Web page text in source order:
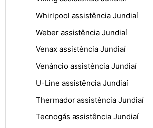
Whirlpool assistência Jundiaí
Weber assistência Jundiaí
Venax assistência Jundiaí
Venâncio assistência Jundiaí
U-Line assistência Jundiaí
Thermador assistência Jundiaí
Tecnogás assistência Jundiaí